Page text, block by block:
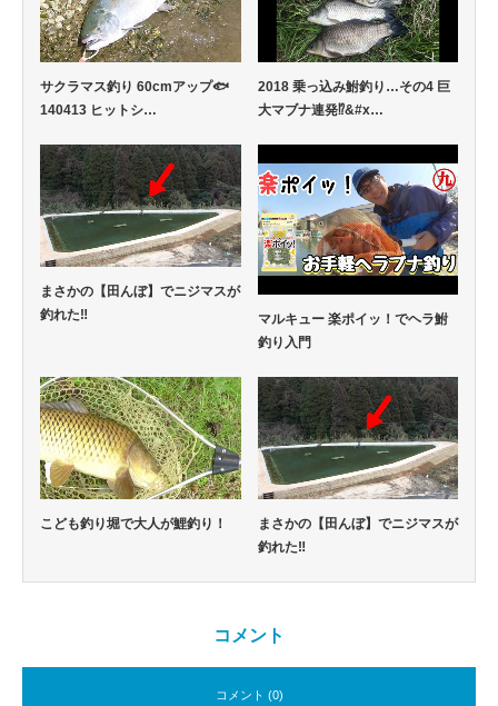
サクラマス釣り 60cmアップ🐟
140413 ヒットシ…
2018 乗っ込み鮒釣り…その4 巨
大マブナ連発⁉&#x…
まさかの【田んぼ】でニジマスが
釣れた‼
マルキュー 楽ポイッ！でヘラ鮒
釣り入門
こども釣り堀で大人が鯉釣り！
まさかの【田んぼ】でニジマスが
釣れた‼
コメント
コメント (0)